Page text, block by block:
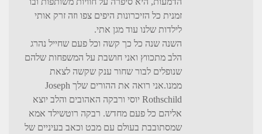
זמנית כל הזיכרונות היפים צפו וזה זרק אותי
לילדות שלנו עוד מגן אתי.
השנה שנה כל כך קשה וכל פעם שחייל נהרג
הלב מתכווץ ואני חושבת על המשפחות שלהם
שנופלים לבור שחור ענק שקשה לצאת
ממנו.אני רואה את ההורים שלך Joseph
Rothschild יוסי ורבקה האהובים והלב יוצא
אליהם כל פעם מחדש. רבקה רוטשילד אמא
שמסתובבת בעולם עם מבט וכאב בעיניים של